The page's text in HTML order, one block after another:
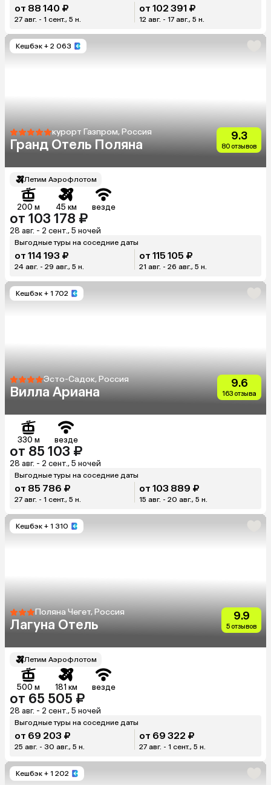
от 88 140 ₽
27 авг. - 1 сент., 5 н.
от 102 391 ₽
12 авг. - 17 авг., 5 н.
Кешбэк + 2 063
курорт Газпром, Россия
Гранд Отель Поляна
9.3
80 отзывов
Летим Аэрофлотом
200 м 45 км везде
от 103 178 ₽
28 авг. - 2 сент., 5 ночей
Выгодные туры на соседние даты
от 114 193 ₽
24 авг. - 29 авг., 5 н.
от 115 105 ₽
21 авг. - 26 авг., 5 н.
Кешбэк + 1 702
Эсто-Садок, Россия
Вилла Ариана
9.6
163 отзыва
330 м везде
от 85 103 ₽
28 авг. - 2 сент., 5 ночей
Выгодные туры на соседние даты
от 85 786 ₽
27 авг. - 1 сент., 5 н.
от 103 889 ₽
15 авг. - 20 авг., 5 н.
Кешбэк + 1 310
Поляна Чегет, Россия
Лагуна Отель
9.9
5 отзывов
Летим Аэрофлотом
500 м 181 км везде
от 65 505 ₽
28 авг. - 2 сент., 5 ночей
Выгодные туры на соседние даты
от 69 203 ₽
25 авг. - 30 авг., 5 н.
от 69 322 ₽
27 авг. - 1 сент., 5 н.
Кешбэк + 1 202